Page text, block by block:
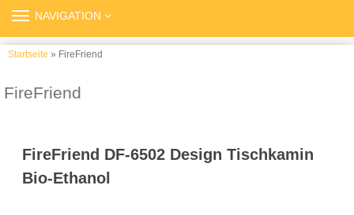
TOGGLE
NAVIGATION
Startseite » FireFriend
FireFriend
FireFriend DF-6502 Design Tischkamin
Bio-Ethanol